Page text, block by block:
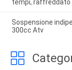
tempi, raffreddato
Sospensione
300cc Atv